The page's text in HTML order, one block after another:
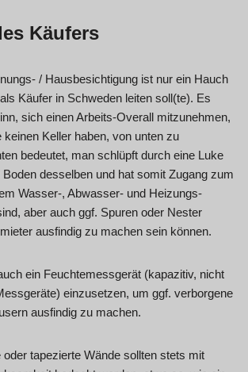
Käufers
/ Hausbesichtigung ist nur ein Hauch
Käufer in Schweden leiten soll(te). Es
sich einen Arbeits-Overall mitzunehmen,
keinen Keller haben, von unten zu
bedeutet, man schlüpft durch eine Luke
desselben und hat somit Zugang zum
Wasser-, Abwasser- und Heizungs-
aber auch ggf. Spuren oder Nester
ausfindig zu machen sein können.
ein Feuchtemessgerät (kapazitiv, nicht
einzusetzen, um ggf. verborgene
ausfindig zu machen.
tapezierte Wände sollten stets mit